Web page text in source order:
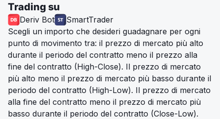
Trading su
Deriv Bot
SmartTrader
Scegli un importo che desideri guadagnare per ogni
punto di movimento tra: il prezzo di mercato più alto
durante il periodo del contratto meno il prezzo alla
fine del contratto (High-Close). Il prezzo di mercato
più alto meno il prezzo di mercato più basso durante il
periodo del contratto (High-Low). Il prezzo di mercato
alla fine del contratto meno il prezzo di mercato più
basso durante il periodo del contratto (Close-Low).